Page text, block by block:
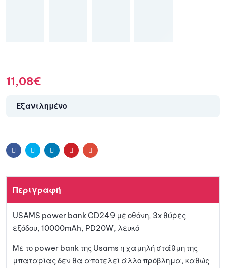
11,08€
Εξαντλημένο
FacebookTwitter LinkedinPinterestEmail
Περιγραφή
USAMS power bank CD249 με οθόνη, 3x θύρες
εξόδου, 10000mAh, PD20W, λευκό
Με το power bank της Usams η χαμηλή στάθμη της
μπαταρίας δεν θα αποτελεί άλλο πρόβλημα, καθώς